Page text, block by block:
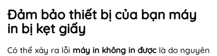
Đảm bảo thiết bị của bạn máy
in bị kẹt giấy
Có thể xảy ra lỗi máy in không in được là do nguyên